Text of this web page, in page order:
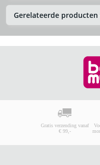
Gerelateerde
Gratis verzending vanaf
€ 99,-